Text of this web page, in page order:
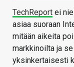
TechReport ei
asiaa suoraan
mitään aikeita
markkinoilta ja
yksinkertaisesti